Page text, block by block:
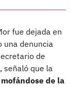
fue dejada en
una denuncia
de
señaló que la
de la